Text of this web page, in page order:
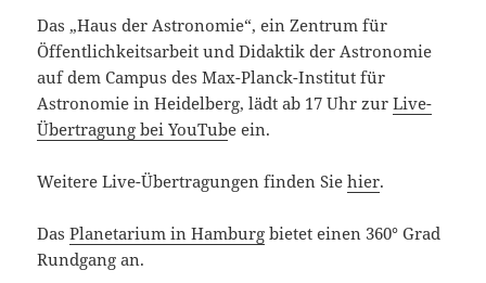
Das „Haus der Astronomie“, ein Zentrum für
Öffentlichkeitsarbeit und Didaktik der Astronomie
auf dem Campus des Max-Planck-Institut für
Astronomie in Heidelberg, lädt ab 17 Uhr zurLive-
Übertragung bei YouTube ein.
Weitere Live-Übertragungen finden Siehier.
DasPlanetarium in Hamburg bietet einen 360° Grad
Rundgang an.